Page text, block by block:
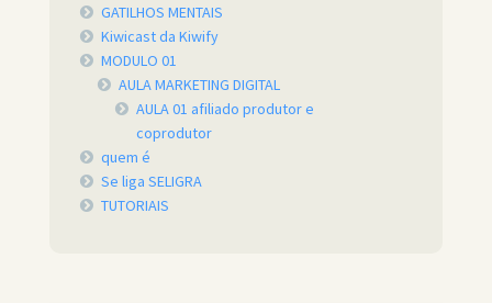
GATILHOS MENTAIS
Kiwicast da Kiwify
MODULO 01
AULA MARKETING DIGITAL
AULA 01 afiliado produtor e
coprodutor
quem é
Se liga SELIGRA
TUTORIAIS